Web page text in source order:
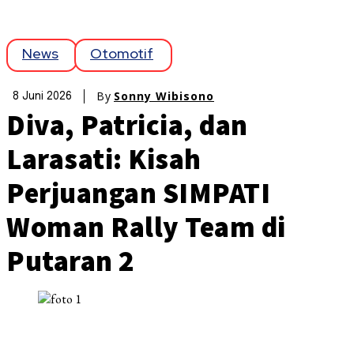
News Otomotif
8 Juni 2026 By Sonny Wibisono
Diva, Patricia, dan
Larasati: Kisah
Perjuangan SIMPATI
Woman Rally Team di
Putaran 2